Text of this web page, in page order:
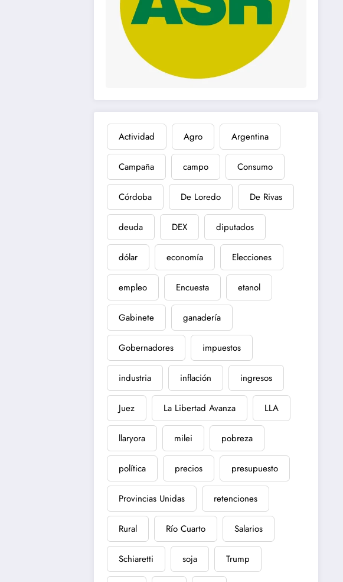
Actividad Agro Argentina
Campaña campo Consumo
Córdoba De Loredo De Rivas
deuda DEX diputados
dólar economía Elecciones
empleo Encuesta etanol
Gabinete ganadería
Gobernadores impuestos
industria inflación ingresos
Juez La Libertad Avanza LLA
llaryora milei pobreza
política precios presupuesto
Provincias Unidas retenciones
Rural Río Cuarto Salarios
Schiaretti soja Trump